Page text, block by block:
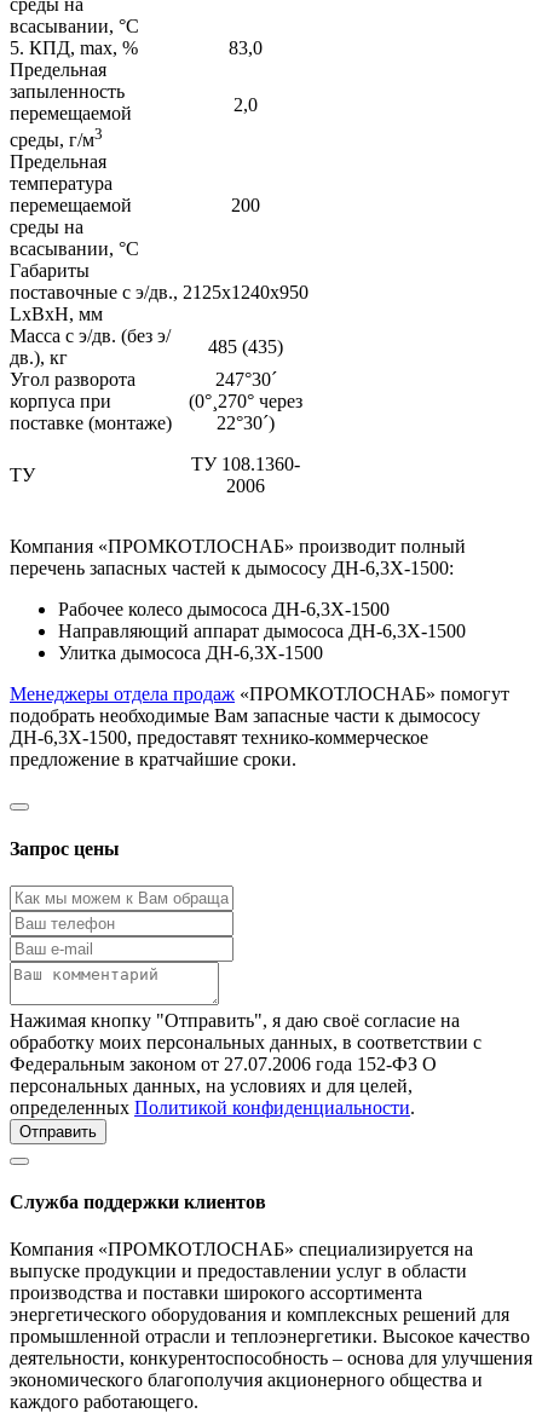
среды на
всасывании, °С
5. КПД, max, %
83,0
Предельная
запыленность
перемещаемой
среды, г/м3
2,0
Предельная
температура
перемещаемой
среды на
всасывании, °С
200
Габариты
поставочные с э/дв.,
LхВхH, мм
2125х1240х950
Масса с э/дв. (без э/
дв.), кг
485 (435)
Угол разворота
корпуса при
поставке (монтаже)
247°30´
(0°¸270° через
22°30´)
ТУ
ТУ 108.1360-
2006
Компания «ПРОМКОТЛОСНАБ» производит полный
перечень запасных частей к дымососу ДН-6,3Х-1500:
Рабочее колесо дымососа ДН-6,3Х-1500
Направляющий аппарат дымососа ДН-6,3Х-1500
Улитка дымососа ДН-6,3Х-1500
Менеджеры отдела продаж «ПРОМКОТЛОСНАБ» помогут
подобрать необходимые Вам запасные части к дымососу
ДН-6,3Х-1500, предоставят технико-коммерческое
предложение в кратчайшие сроки.
Запрос цены
Нажимая кнопку "Отправить", я даю своё согласие на
обработку моих персональных данных, в соответствии с
Федеральным законом от 27.07.2006 года 152-ФЗ О
персональных данных, на условиях и для целей,
определенных Политикой конфиденциальности.
Отправить
Служба поддержки клиентов
Компания «ПРОМКОТЛОСНАБ» специализируется на
выпуске продукции и предоставлении услуг в области
производства и поставки широкого ассортимента
энергетического оборудования и комплексных решений для
промышленной отрасли и теплоэнергетики. Высокое качество
деятельности, конкурентоспособность – основа для улучшения
экономического благополучия акционерного общества и
каждого работающего.